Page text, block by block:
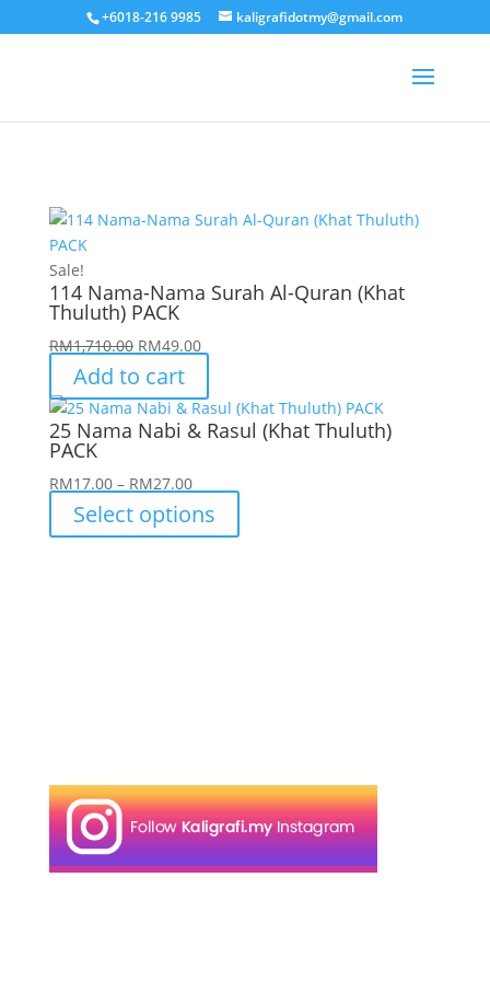
+6018-216 9985 kaligrafidotmy@gmail.com
Sale!
114 Nama-Nama Surah Al-Quran (Khat
Thuluth) PACK
RM1,710.00 Original
price
was:
RM1,710.00.
RM49.00Current
is:
RM49.00.
Add to cart
25 Nama Nabi & Rasul (Khat Thuluth)
PACK
RM17.00 – RM27.00Price
range:
RM17.00
Select options